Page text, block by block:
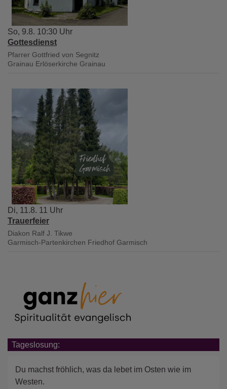
So, 9.8. 10:30 Uhr
Gottesdienst
Pfarrer Gottfried von Segnitz
Grainau Erlöserkirche Grainau
Di, 11.8. 11 Uhr
Trauerfeier
Diakon Ralf J. Tikwe
Garmisch-Partenkirchen Friedhof Garmisch
Tageslosung:
Du machst fröhlich, was da lebet im Osten wie im
Westen.